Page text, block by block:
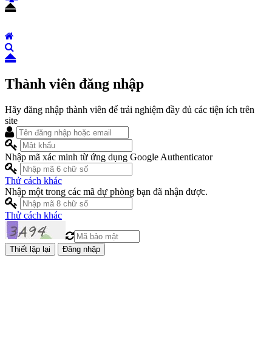
Thành viên đăng nhập
Hãy đăng nhập thành viên để trải nghiệm đầy đủ các tiện ích trên
site
Nhập mã xác minh từ ứng dụng Google Authenticator
Thử cách khác
Nhập một trong các mã dự phòng bạn đã nhận được.
Thử cách khác
Đăng nhập